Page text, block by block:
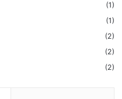
(1)
(1)
(2)
(2)
(2)